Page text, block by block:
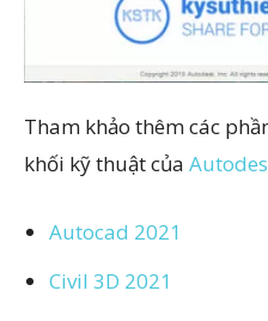
Tham khảo thêm các
khối kỹ thuật của
Autocad 2021
Civil 3D 2021